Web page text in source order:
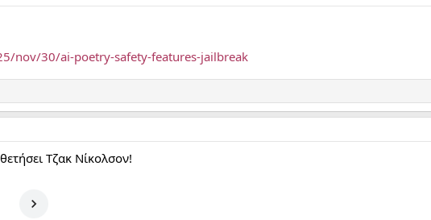
nov/30/ai-poetry-safety-features-jailbreak
Τζακ Νίκολσον!